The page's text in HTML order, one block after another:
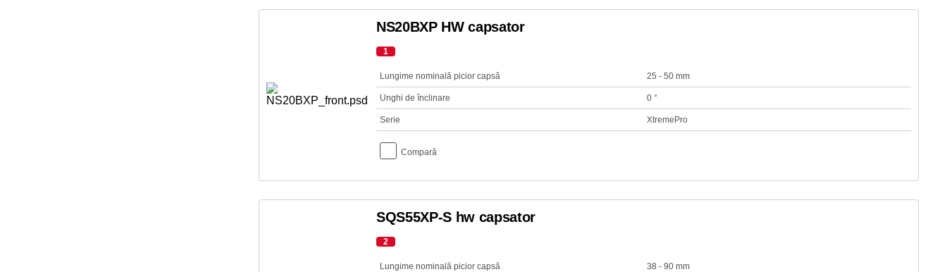
NS20BXP HW capsator
1
Lungime nominală picior capsă 25 - 50 mm
Unghi de înclinare 0 °
Serie XtremePro
Compară
SQS55XP-S hw capsator
2
Lungime nominală picior capsă 38 - 90 mm